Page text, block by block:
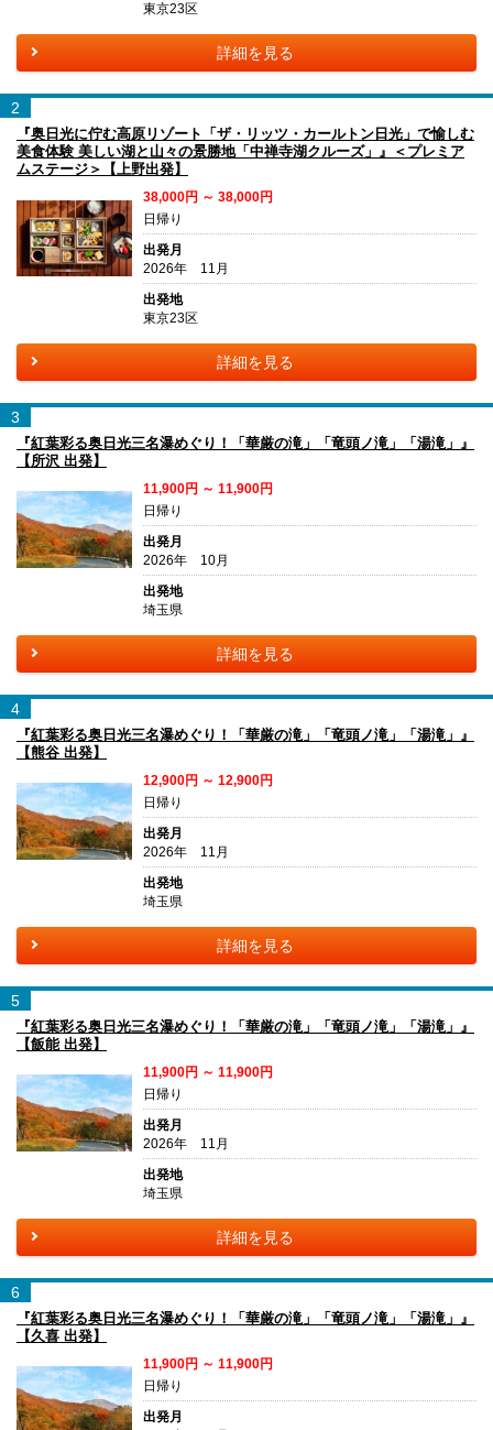
東京23区
詳細を見る
2
『奥日光に佇む高原リゾート「ザ・リッツ・カールトン日光」で愉しむ
美食体験 美しい湖と山々の景勝地「中禅寺湖クルーズ」』＜プレミア
ムステージ＞【上野出発】
38,000円 ～ 38,000円
日帰り
出発月
2026年 11月
出発地
東京23区
詳細を見る
3
『紅葉彩る奥日光三名瀑めぐり！「華厳の滝」「竜頭ノ滝」「湯滝」』
【所沢 出発】
11,900円 ～ 11,900円
日帰り
出発月
2026年 10月
出発地
埼玉県
詳細を見る
4
『紅葉彩る奥日光三名瀑めぐり！「華厳の滝」「竜頭ノ滝」「湯滝」』
【熊谷 出発】
12,900円 ～ 12,900円
日帰り
出発月
2026年 11月
出発地
埼玉県
詳細を見る
5
『紅葉彩る奥日光三名瀑めぐり！「華厳の滝」「竜頭ノ滝」「湯滝」』
【飯能 出発】
11,900円 ～ 11,900円
日帰り
出発月
2026年 11月
出発地
埼玉県
詳細を見る
6
『紅葉彩る奥日光三名瀑めぐり！「華厳の滝」「竜頭ノ滝」「湯滝」』
【久喜 出発】
11,900円 ～ 11,900円
日帰り
出発月